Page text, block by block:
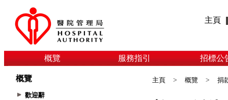
主頁
概覽 服務指引 招標公
概覽
歡迎辭
主頁 > 概覽 > 捐